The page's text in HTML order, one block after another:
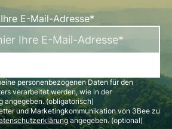
E-Mail-Adresse*
personenbezogenen Daten für den
verarbeitet werden, wie in der
angegeben. (obligatorisch)
und Marketingkommunikation von 3Bee zu
angegeben. (optional)